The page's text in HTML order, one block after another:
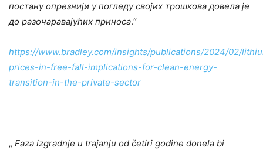
постану опрезнији у погледу својих трошкова довела је
до разочаравајућих приноса.“
https://www.bradley.com/insights/publications/2024/02/
prices-in-free-fall-implications-for-clean-energy-
transition-in-the-private-sector
„ Faza izgradnje u trajanju od četiri godine donela bi